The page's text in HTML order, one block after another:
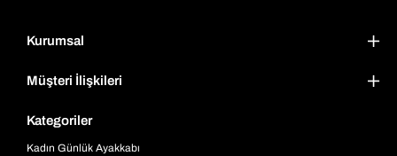
Kurumsal
Müşteri İlişkileri
Kategoriler
Kadın Günlük Ayakkabı